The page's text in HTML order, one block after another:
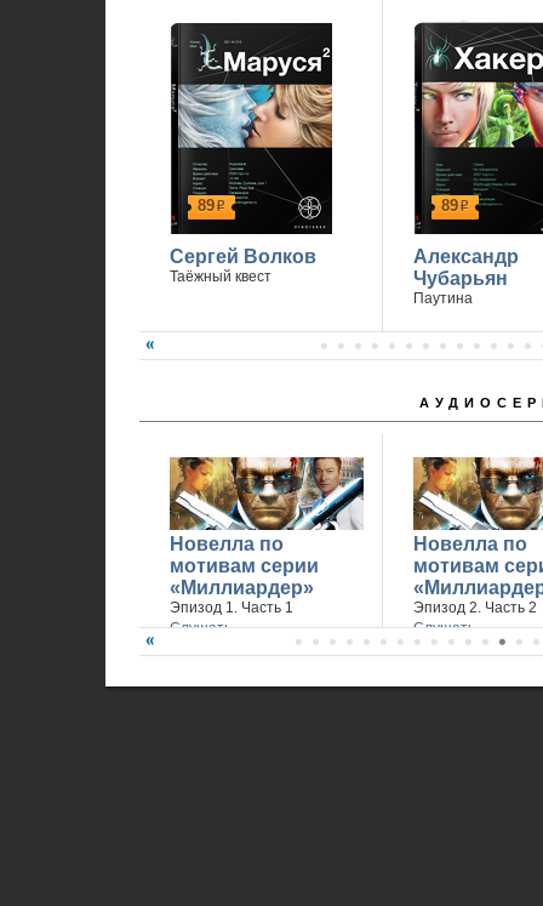
89р
Сергей Волков
Таёжный квест
89р
Александр
Чубарьян
Паутина
Новелла по
мотивам серии
«Миллиардер»
Эпизод 1. Часть 1
Слушать
Новелла по
мотивам
Эпизод 2. Часть 2
Слушать